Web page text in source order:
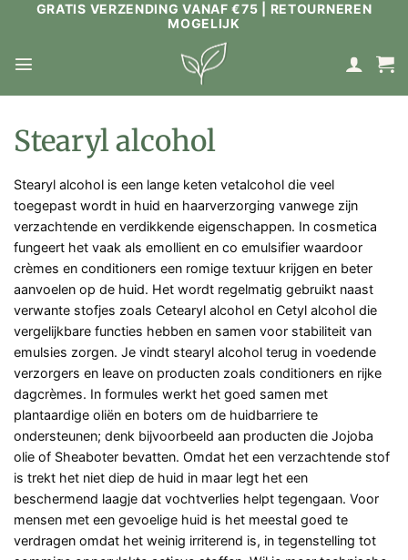
GRATIS VERZENDING VANAF €75 | RETOURNEREN
MOGELIJK
Stearyl alcohol
Stearyl alcohol is een lange keten vetalcohol die veel
toegepast wordt in huid en haarverzorging vanwege zijn
verzachtende en verdikkende eigenschappen. In cosmetica
fungeert het vaak als emollient en co emulsifier waardoor
crèmes en conditioners een romige textuur krijgen en beter
aanvoelen op de huid. Het wordt regelmatig gebruikt naast
verwante stofjes zoals Cetearyl alcohol en Cetyl alcohol die
vergelijkbare functies hebben en samen voor stabiliteit van
emulsies zorgen. Je vindt stearyl alcohol terug in voedende
verzorgers en leave on producten zoals conditioners en rijke
dagcrèmes. In formules werkt het goed samen met
plantaardige oliën en boters om de huidbarriere te
ondersteunen; denk bijvoorbeeld aan producten die Jojoba
olie of Sheaboter bevatten. Omdat het een verzachtende stof
is trekt het niet diep de huid in maar legt het een
beschermend laagje dat vochtverlies helpt tegengaan. Voor
mensen met een gevoelige huid is het meestal goed te
verdragen omdat het weinig irriterend is, in tegenstelling tot